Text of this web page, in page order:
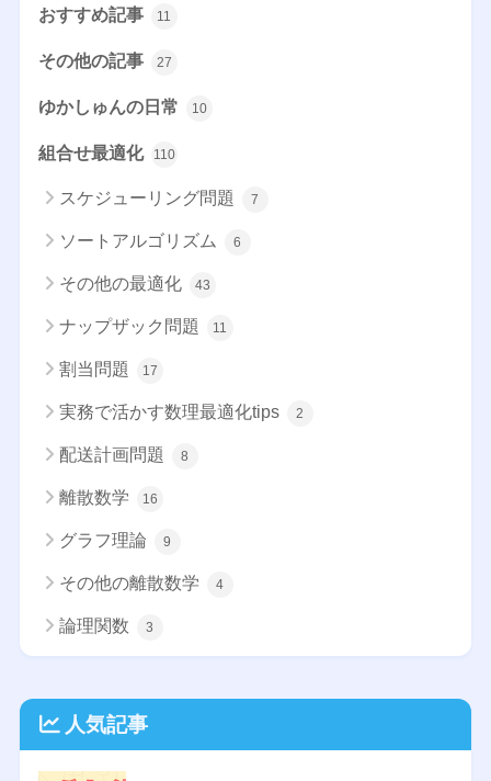
おすすめ記事 11
その他の記事 27
ゆかしゅんの日常 10
組合せ最適化 110
スケジューリング問題 7
ソートアルゴリズム 6
その他の最適化 43
ナップザック問題 11
割当問題 17
実務で活かす数理最適化tips 2
配送計画問題 8
離散数学 16
グラフ理論 9
その他の離散数学 4
論理関数 3
人気記事